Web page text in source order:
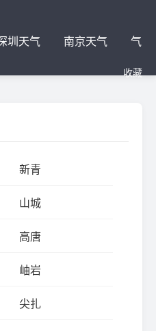
圳天气 南京天气
气
收藏
新青
山城
高唐
岫岩
尖扎